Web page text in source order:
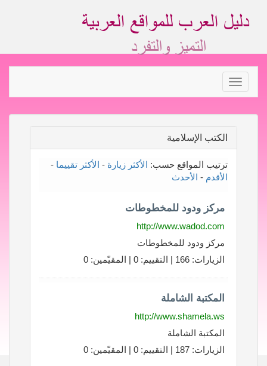
Toggle
navigation
الكتب الإسلامية
ترتيب المواقع حسب: الأكثر زيارة - الأكثر تقييما -
الأقدم - الأحدث
مركز ودود للمخطوطات
http://www.wadod.com
مركز ودود للمخطوطات
الزيارات: 166 | التقييم: 0 | المقيّمين: 0
المكتبة الشاملة
http://www.shamela.ws
المكتبة الشاملة
الزيارات: 187 | التقييم: 0 | المقيّمين: 0